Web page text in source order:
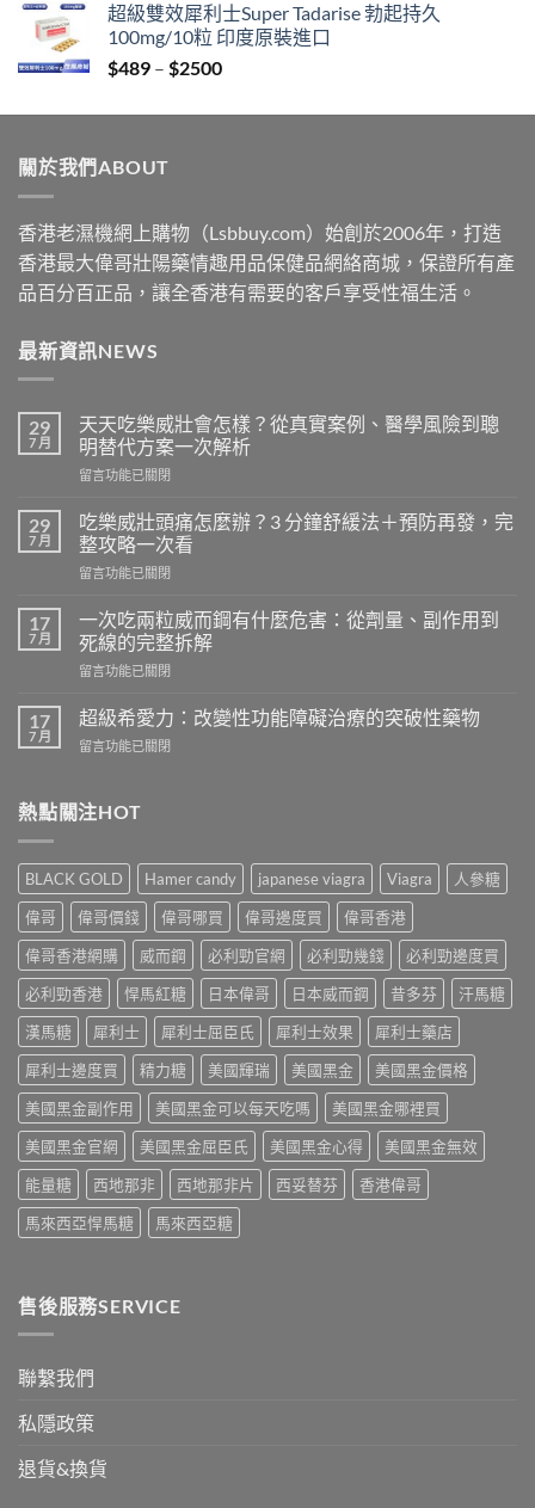
$329
through
$2199
超級雙效犀利士Super Tadarise 勃起持久
100mg/10粒 印度原裝進口
$489 – $2500Price
$489
關於我們ABOUT
香港老濕機網上購物（Lsbbuy.com）始創於2006年，打造
香港最大偉哥壯陽藥情趣用品保健品網絡商城，保證所有產
品百分百正品，讓全香港有需要的客戶享受性福生活。
最新資訊NEWS
29
7 月
天天吃樂威壯會怎樣？從真實案例、醫學風險到聰
明替代方案一次解析
在
天
吃
樂
威
會
怎
樣？
從
實
案
學
風
聰
明
替
代
方
案
一
次
解
析〉
中
留言功能已關閉
29
7 月
吃樂威壯頭痛怎麼辦？3 分鐘舒緩法＋預防再發，完
整攻略一次看
在
威
壯
頭
怎
辦？
鐘
法
＋
預
防
再
發，
完
整
略
一
次
看〉
中
留言功能已關閉
17
7 月
一次吃兩粒威而鋼有什麼危害：從劑量、副作用到
死線的完整拆解
在
次
吃
兩
而
什
麼
危
害：
從
劑
量、
副
用
到
死
線
的
完
拆
解〉
中
留言功能已關閉
17
7 月
超級希愛力：改變性功能障礙治療的突破性藥物
在
希
愛
改
變
性
功
能
障
礙
治
的
突
破
性
藥
物〉
中
留言功能已關閉
熱點關注HOT
BLACK GOLD Hamer candy japanese viagra Viagra
人參糖
偉哥
偉哥價錢 偉哥哪買 偉哥邊度買
偉哥香港
偉哥香港網購
威而鋼 必利勁官網 必利勁幾錢
必利勁邊度買
必利勁香港
悍馬紅糖 日本偉哥 日本威而鋼 昔多芬
汗馬糖
漢馬糖
犀利士 犀利士屈臣氏 犀利士效果
犀利士藥店
犀利士邊度買
精力糖 美國輝瑞 美國黑金
美國黑金價格
美國黑金副作用
美國黑金可以每天吃嗎
美國黑金哪裡買
美國黑金官網
美國黑金屈臣氏 美國黑金心得
美國黑金無效
能量糖
西地那非 西地那非片 西妥替芬
香港偉哥
馬來西亞悍馬糖
馬來西亞糖
售後服務SERVICE
聯繫我們
私隱政策
退貨&換貨